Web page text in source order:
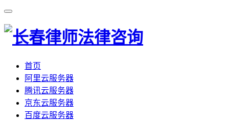
首页
阿里云服务器
腾讯云服务器
京东云服务器
百度云服务器